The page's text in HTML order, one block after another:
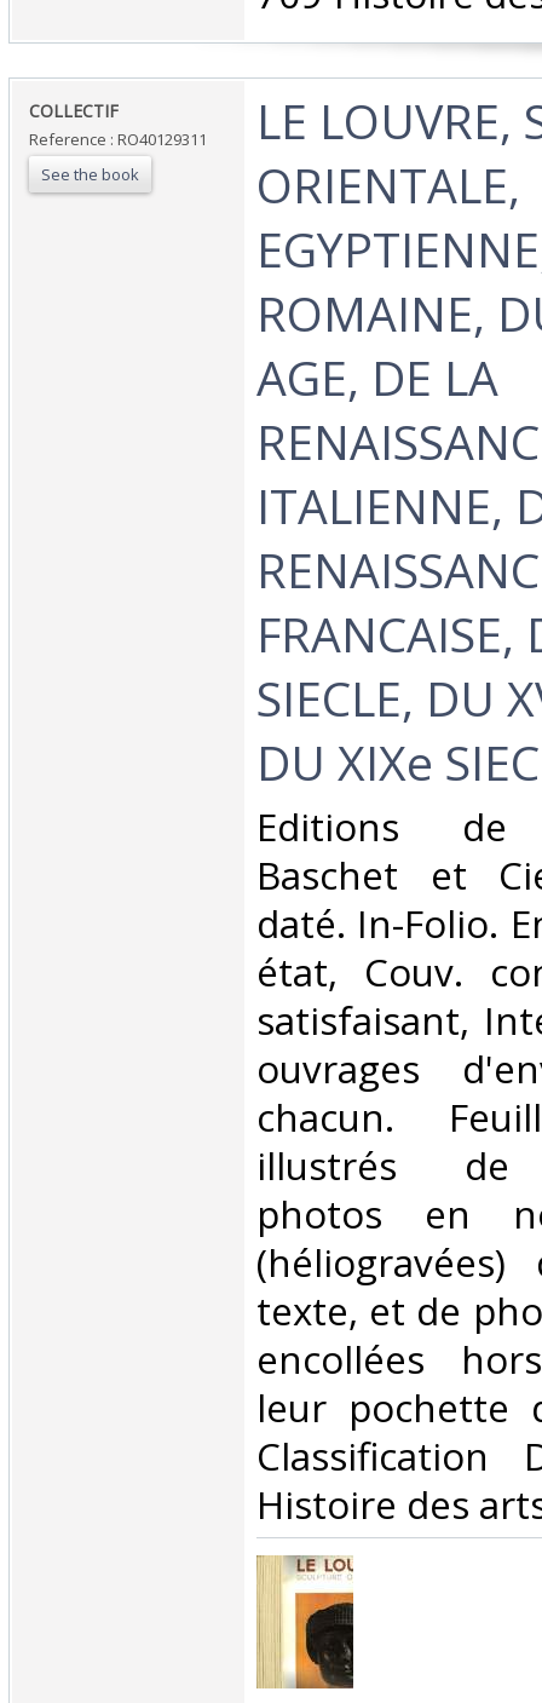
‎COLLECTIF‎
Reference : RO40129311
See the book
‎LE LOUVRE,
ORIENTALE,
ROMAINE,
AGE, DE LA
ITALIENNE,
FRANCAISE,
SIECLE, DU
DU XIXe
‎Editions de
Baschet et
daté. In-Folio.
état, Couv.
satisfaisant,
ouvrages
chacun.
illustrés de
photos en
texte, et de
encollées
leur pochette
Classification
Histoire des